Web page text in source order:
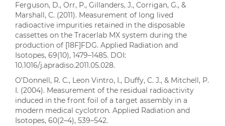
Ferguson, D., Orr, P., Gillanders, J., Corrigan, G., &
Marshall, C. (2011). Measurement of long lived
radioactive impurities retained in the disposable
cassettes on the Tracerlab MX system during the
production of [18F]FDG. Applied Radiation and
Isotopes, 69(10), 1479–1485. DOI:
10.1016/j.apradiso.2011.05.028.
O’Donnell, R. C., Leon Vintro, I., Duffy, C. J., & Mitchell, P.
I. (2004). Measurement of the residual radioactivity
induced in the front foil of a target assembly in a
modern medical cyclotron. Applied Radiation and
Isotopes, 60(2–4), 539–542.